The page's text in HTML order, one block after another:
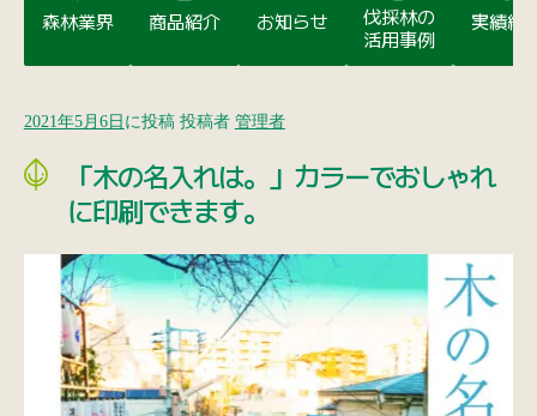
森林業界 商品紹介 お知らせ
伐採林の
活用事例
実績紹
2021年5月6日 に投稿 投稿者 管理者
「木の名入れは。」カラーでおしゃれ
に印刷できます。